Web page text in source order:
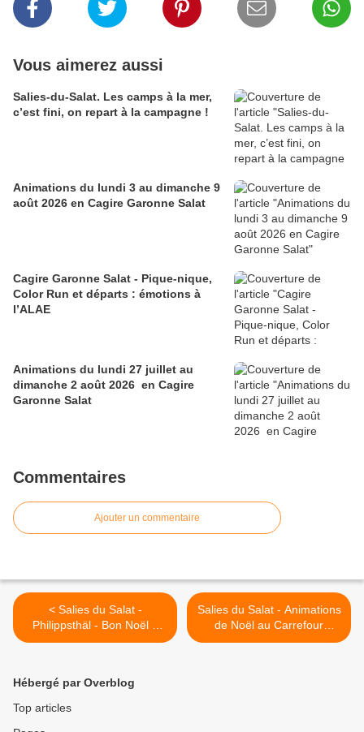
Vous aimerez aussi
Salies-du-Salat. Les camps à la mer,
c’est fini, on repart à la campagne !
Animations du lundi 3 au dimanche 9
août 2026 en Cagire Garonne Salat
Cagire Garonne Salat - Pique-nique,
Color Run et départs : émotions à
l’ALAE
Animations du lundi 27 juillet au
dimanche 2 août 2026 en Cagire
Garonne Salat
Commentaires
Ajouter un commentaire
< Salies du Salat -
Philippsthäl - Bon Noël à
tous
Salies du Salat - Animations
de Noël au Carrefour
Contact >
Hébergé par Overblog
Top articles